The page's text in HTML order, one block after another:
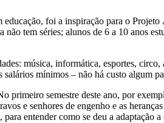
foi a inspiração para o
tem séries; alunos de 6 a 10 anos
música, informática, esportes,
mínimos – não há custo algum
primeiro semestre deste ano, por
e senhores de engenho e as
entender como se deu a